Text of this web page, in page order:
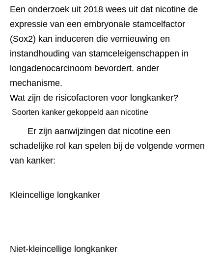
Een onderzoek uit 2018 wees uit dat nicotine de
expressie van een embryonale stamcelfactor
(Sox2) kan induceren die vernieuwing en
instandhouding van stamceleigenschappen in
longadenocarcinoom bevordert. ander
mechanisme.﻿﻿﻿﻿
Wat zijn de risicofactoren voor longkanker?
Soorten kanker gekoppeld aan nicotine
Er zijn aanwijzingen dat nicotine een
schadelijke rol kan spelen bij de volgende vormen
van kanker:
Kleincellige longkanker
Niet-kleincellige longkanker